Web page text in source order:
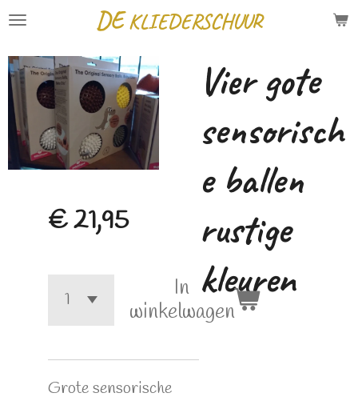
Ga
naar
de
hoofdinhoud
DEKLIEDERSCHUUR
Vier gote
sensorisch
e ballen
rustige
kleuren
€ 21,95
In
winkelwagen
Grote sensorische